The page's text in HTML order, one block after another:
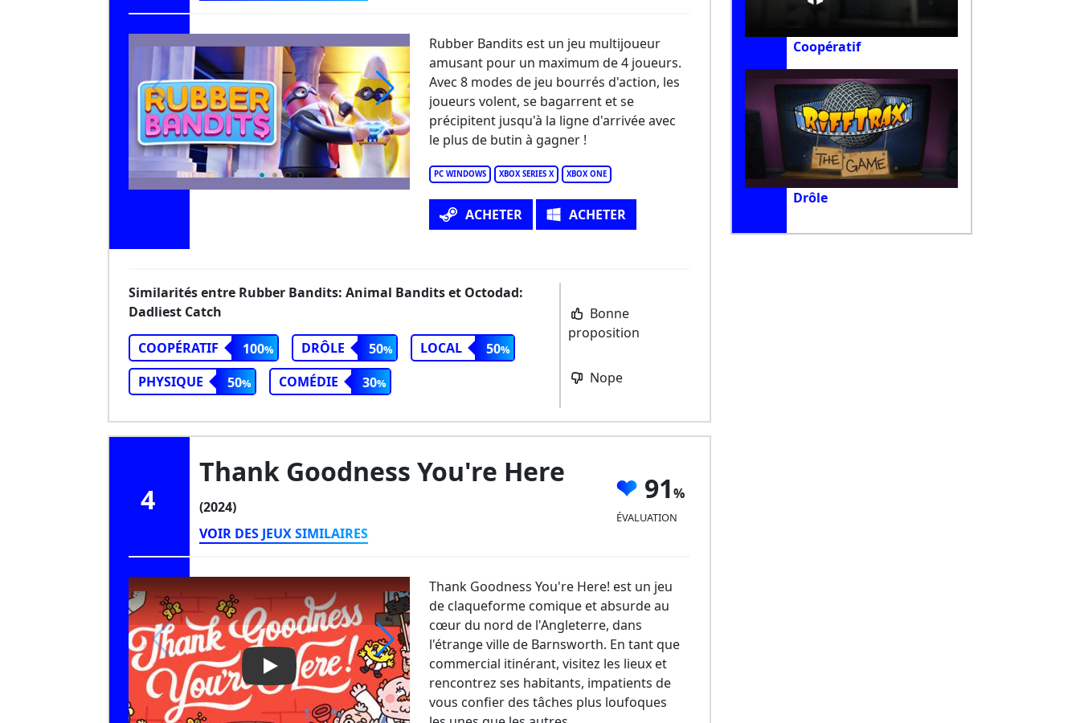
PC WINDOWS XBOX SERIES X XBOX ONE
Rubber Bandits est un jeu multijoueur
amusant pour un maximum de 4 joueurs.
Avec 8 modes de jeu bourrés d'action, les
joueurs volent, se bagarrent et se
précipitent jusqu'à la ligne d'arrivée avec
le plus de butin à gagner !
ACHETER ACHETER
Similarités entre Rubber Bandits: Animal Bandits et Octodad:
Dadliest Catch
COOPÉRATIF 100 DRÔLE 50 LOCAL
50
PHYSIQUE
50 COMÉDIE 30
Bonne
proposition
Nope
4
Thank Goodness You're Here
(2024)
VOIR DES JEUX SIMILAIRES
91
ÉVALUATION
Play Video: Thank Goodness You're Here
Thank Goodness You're Here! est un jeu
de claqueforme comique et absurde au
cœur du nord de l'Angleterre, dans
l'étrange ville de Barnsworth. En tant que
commercial itinérant, visitez les lieux et
rencontrez ses habitants, impatients de
vous confier des tâches plus loufoques
Coopératif
Drôle